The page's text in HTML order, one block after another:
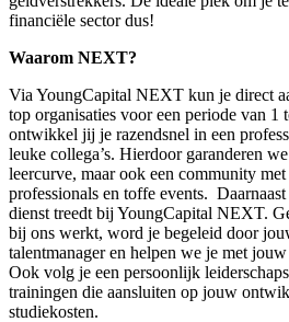
financiële sector dus!
Waarom NEXT?
Via YoungCapital NEXT kun je direct
top organisaties voor een periode van 1
ontwikkel jij je razendsnel in een
leuke collega’s. Hierdoor garanderen
leercurve, maar ook een community
professionals en toffe events.
dienst treedt bij YoungCapital NEXT.
bij ons werkt, word je begeleid door
talentmanager en helpen we je met
Ook volg je een persoonlijk
trainingen die aansluiten op jouw
studiekosten.